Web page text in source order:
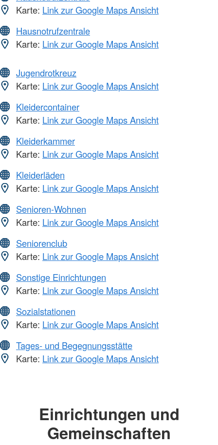
Karte: Link zur Google Maps Ansicht
Hausnotrufzentrale
Karte: Link zur Google Maps Ansicht
Jugendrotkreuz
Karte: Link zur Google Maps Ansicht
Kleidercontainer
Karte: Link zur Google Maps Ansicht
Kleiderkammer
Karte: Link zur Google Maps Ansicht
Kleiderläden
Karte: Link zur Google Maps Ansicht
Senioren-Wohnen
Karte: Link zur Google Maps Ansicht
Seniorenclub
Karte: Link zur Google Maps Ansicht
Sonstige Einrichtungen
Karte: Link zur Google Maps Ansicht
Sozialstationen
Karte: Link zur Google Maps Ansicht
Tages- und Begegnungsstätte
Karte: Link zur Google Maps Ansicht
Einrichtungen und
Gemeinschaften